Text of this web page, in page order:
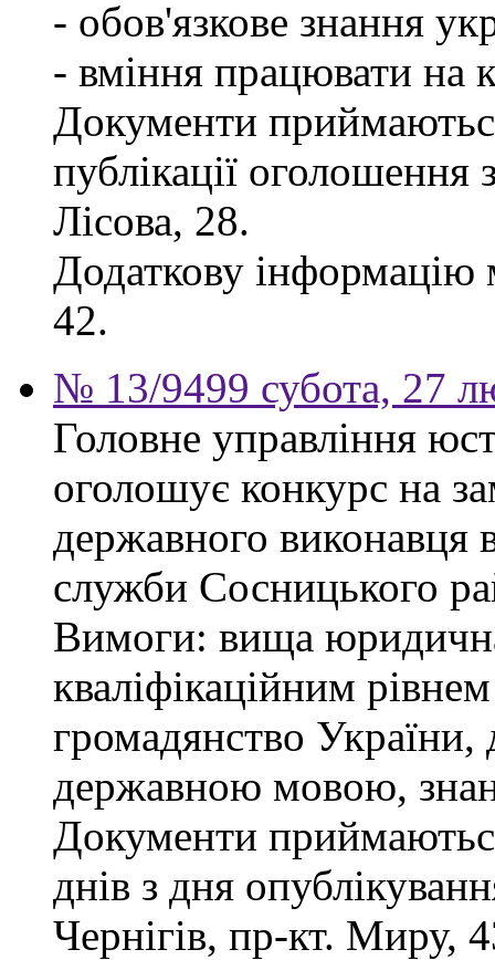
- обов'язкове знання
- вміння працювати на
Документи
публікації оголошення
Лісова, 28.
Додаткову
42.
№ 13/9499 субота, 27
Головне управління
оголошує конкурс на
державного виконавця
служби Сосницького
Вимоги: вища юридична
кваліфікаційним
громадянство України,
державною мовою,
Документи
днів з дня
Чернігів, пр-кт. Миру,